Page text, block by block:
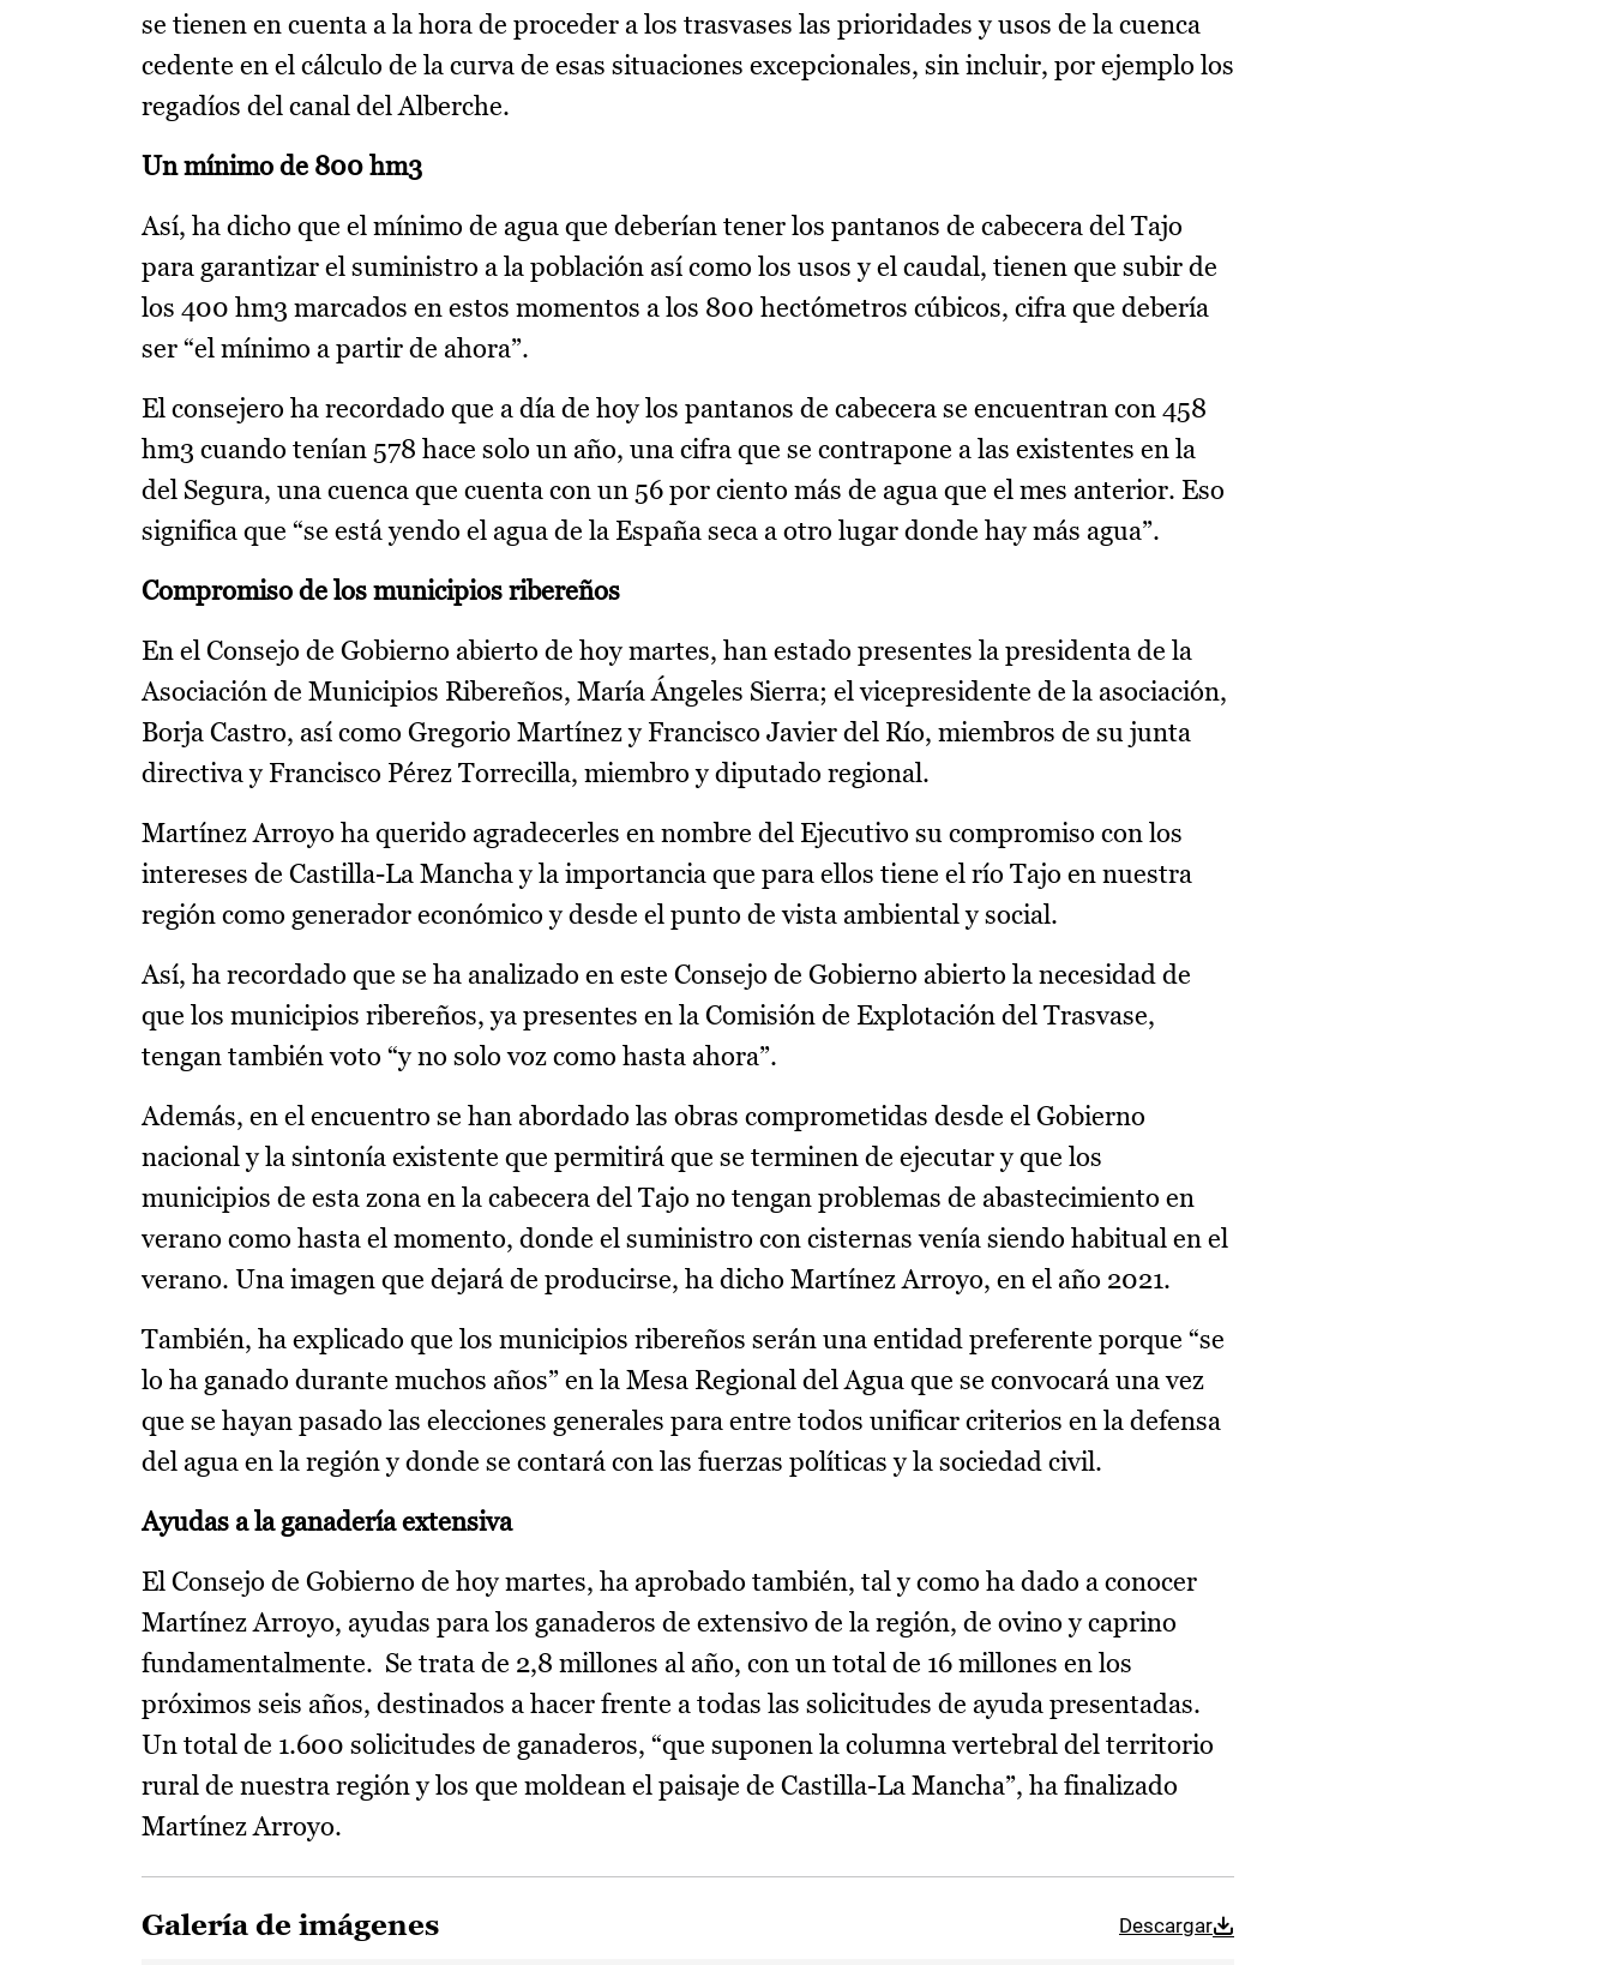
se tienen en cuenta a la hora de proceder a los trasvases las prioridades y usos de la cuenca
cedente en el cálculo de la curva de esas situaciones excepcionales, sin incluir, por ejemplo los
regadíos del canal del Alberche.
Un mínimo de 800 hm3
Así, ha dicho que el mínimo de agua que deberían tener los pantanos de cabecera del Tajo
para garantizar el suministro a la población así como los usos y el caudal, tienen que subir de
los 400 hm3 marcados en estos momentos a los 800 hectómetros cúbicos, cifra que debería
ser “el mínimo a partir de ahora”.
El consejero ha recordado que a día de hoy los pantanos de cabecera se encuentran con 458
hm3 cuando tenían 578 hace solo un año, una cifra que se contrapone a las existentes en la
del Segura, una cuenca que cuenta con un 56 por ciento más de agua que el mes anterior. Eso
significa que “se está yendo el agua de la España seca a otro lugar donde hay más agua”.
Compromiso de los municipios ribereños
En el Consejo de Gobierno abierto de hoy martes, han estado presentes la presidenta de la
Asociación de Municipios Ribereños, María Ángeles Sierra; el vicepresidente de la asociación,
Borja Castro, así como Gregorio Martínez y Francisco Javier del Río, miembros de su junta
directiva y Francisco Pérez Torrecilla, miembro y diputado regional.
Martínez Arroyo ha querido agradecerles en nombre del Ejecutivo su compromiso con los
intereses de Castilla-La Mancha y la importancia que para ellos tiene el río Tajo en nuestra
región como generador económico y desde el punto de vista ambiental y social.
Así, ha recordado que se ha analizado en este Consejo de Gobierno abierto la necesidad de
que los municipios ribereños, ya presentes en la Comisión de Explotación del Trasvase,
tengan también voto “y no solo voz como hasta ahora”.
Además, en el encuentro se han abordado las obras comprometidas desde el Gobierno
nacional y la sintonía existente que permitirá que se terminen de ejecutar y que los
municipios de esta zona en la cabecera del Tajo no tengan problemas de abastecimiento en
verano como hasta el momento, donde el suministro con cisternas venía siendo habitual en el
verano. Una imagen que dejará de producirse, ha dicho Martínez Arroyo, en el año 2021.
También, ha explicado que los municipios ribereños serán una entidad preferente porque “se
lo ha ganado durante muchos años” en la Mesa Regional del Agua que se convocará una vez
que se hayan pasado las elecciones generales para entre todos unificar criterios en la defensa
del agua en la región y donde se contará con las fuerzas políticas y la sociedad civil.
Ayudas a la ganadería extensiva
El Consejo de Gobierno de hoy martes, ha aprobado también, tal y como ha dado a conocer
Martínez Arroyo, ayudas para los ganaderos de extensivo de la región, de ovino y caprino
fundamentalmente. Se trata de 2,8 millones al año, con un total de 16 millones en los
próximos seis años, destinados a hacer frente a todas las solicitudes de ayuda presentadas.
Un total de 1.600 solicitudes de ganaderos, “que suponen la columna vertebral del territorio
rural de nuestra región y los que moldean el paisaje de Castilla-La Mancha”, ha finalizado
Martínez Arroyo.
Galería de imágenes Descargar